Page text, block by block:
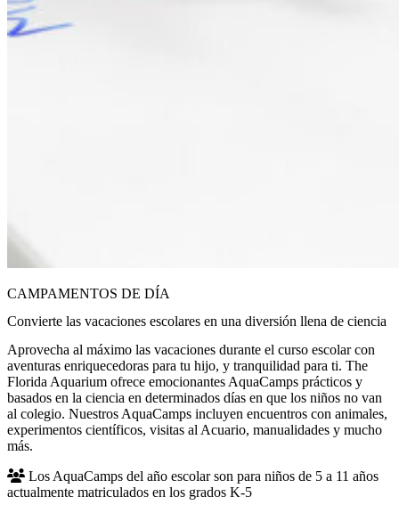
CAMPAMENTOS DE DÍA
Convierte las vacaciones escolares en una diversión llena de ciencia
Aprovecha al máximo las vacaciones durante el curso escolar con
aventuras enriquecedoras para tu hijo, y tranquilidad para ti. The
Florida Aquarium ofrece emocionantes AquaCamps prácticos y
basados en la ciencia en determinados días en que los niños no van
al colegio. Nuestros AquaCamps incluyen encuentros con animales,
experimentos científicos, visitas al Acuario, manualidades y mucho
más.
Los AquaCamps del año escolar son para niños de 5 a 11 años
actualmente matriculados en los grados K-5